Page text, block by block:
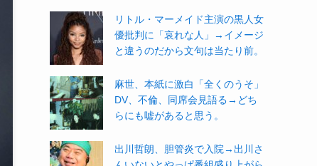
リトル・マーメイド主演の黒人女
優批判に「哀れな人」→イメージ
と違うのだから文句は当たり前。
麻世、本紙に激白「全くのうそ」
DV、不倫、同席会見語る→どち
らにも嘘があると思う。
出川哲朗、胆管炎で入院→出川さ